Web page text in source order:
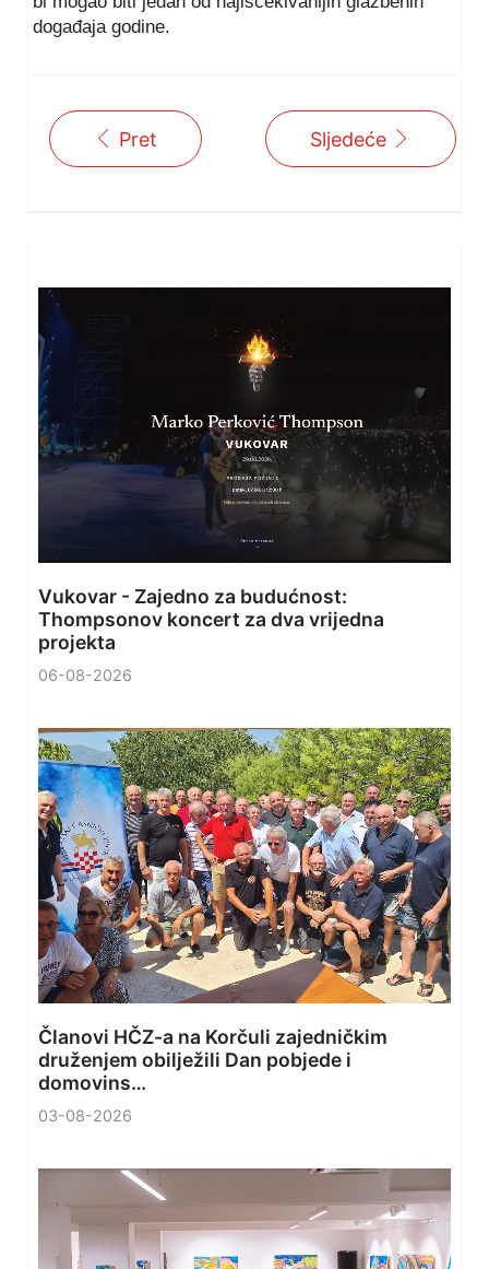
događaja godine.
Pret Sljedeće
Vukovar - Zajedno za budućnost:
Thompsonov koncert za dva vrijedna
projekta
06-08-2026
Članovi HČZ-a na Korčuli zajedničkim
druženjem obilježili Dan pobjede i
domovins…
03-08-2026